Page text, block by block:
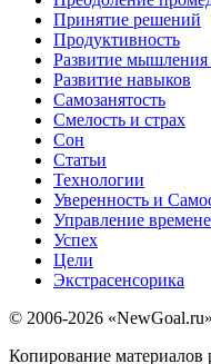
Принятие решений
Продуктивность
Развитие мышления
Развитие навыков
Самозанятость
Смелость и страх
Сон
Статьи
Технологии
Уверенность и
Управление
Успех
Цели
Экстрасенсорика
© 2006-2026
Копирование материалов